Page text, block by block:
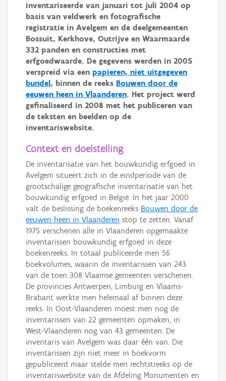
inventariseerde van januari tot juli 2004 op
basis van veldwerk en fotografische
registratie in Avelgem en de deelgemeenten
Bossuit, Kerkhove, Outrijve en Waarmaarde
332 panden en constructies met
erfgoedwaarde. De gegevens werden in 2005
verspreid via een papieren, niet uitgegeven
bundel, binnen de reeks Bouwen door de
eeuwen heen in Vlaanderen. Het project werd
gefinaliseerd in 2008 met het publiceren van
de teksten en beelden op de
inventariswebsite.
Context en doelstelling
De inventarisatie van het bouwkundig erfgoed in
Avelgem situeert zich in de eindperiode van de
grootschalige geografische inventarisatie van het
bouwkundig erfgoed in België. In het jaar 2000
valt de beslissing de boekenreeks Bouwen door de
eeuwen heen in Vlaanderen stop te zetten. Vanaf
1975 verschenen alle in Vlaanderen opgemaakte
inventarissen bouwkundig erfgoed in deze
boekenreeks. In totaal publiceerde men 56
boekvolumes, waarin de inventarissen van 243
van de toen 308 Vlaamse gemeenten verschenen.
De provincies Antwerpen, Limburg en Vlaams-
Brabant werkte men helemaal af binnen deze
reeks. In Oost-Vlaanderen moest men nog de
inventarissen van 22 gemeenten opmaken, in
West-Vlaanderen nog van 43 gemeenten. De
inventaris van Avelgem was daar één van. Die
inventarissen zijn niet meer in boekvorm
gepubliceerd maar stelde men rechtstreeks op de
inventariswebsite van de Afdeling Monumenten en